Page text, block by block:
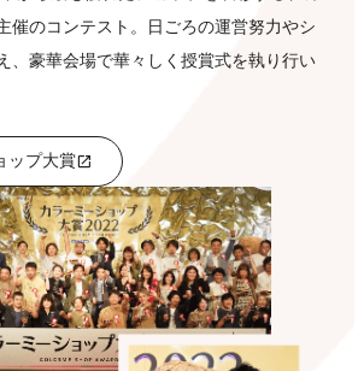
催のコンテスト。日ごろの運営努力やシ
、豪華会場で華々しく授賞式を執り行い
ップ大賞